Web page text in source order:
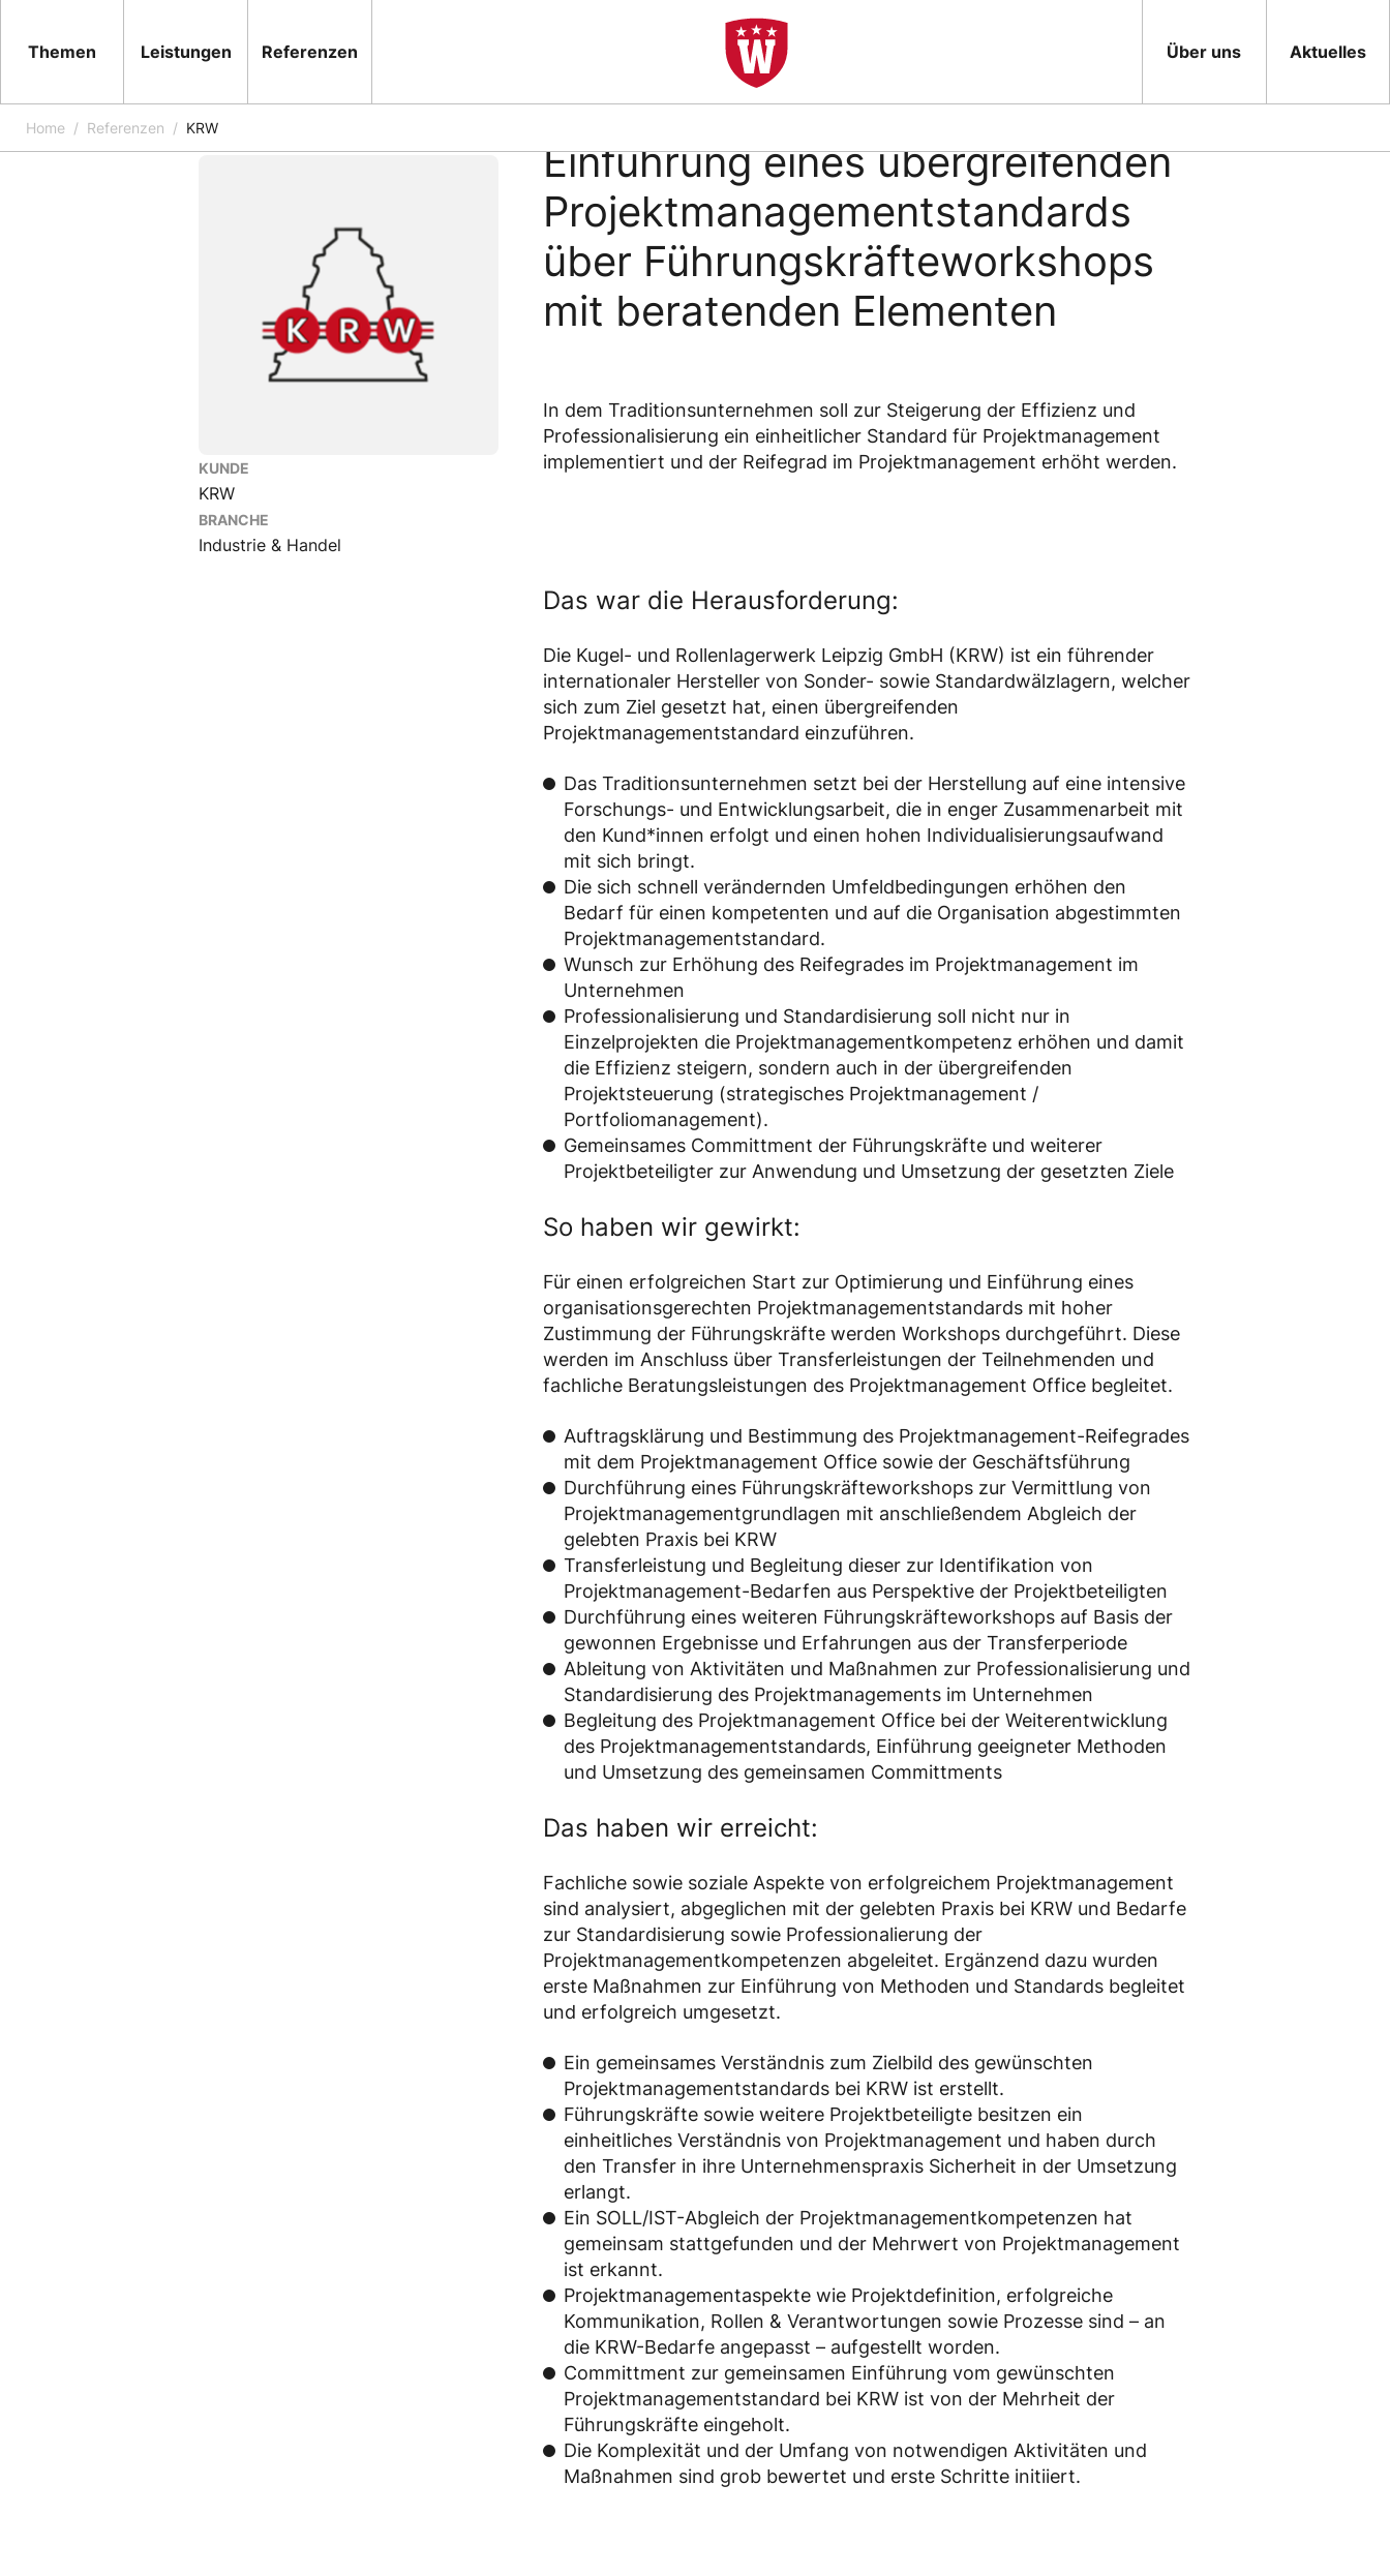
Themen Leistungen Referenzen Über uns Aktuelles
Home Referenzen KRW
KUNDE
KRW
BRANCHE
Industrie & Handel
REFERENZ
Einführung eines übergreifenden
Projektmanagementstandards
über Führungskräfteworkshops
mit beratenden Elementen
In dem Traditionsunternehmen soll zur Steigerung der Effizienz und
Professionalisierung ein einheitlicher Standard für Projektmanagement
implementiert und der Reifegrad im Projektmanagement erhöht werden.
Das war die Herausforderung:
Die Kugel- und Rollenlagerwerk Leipzig GmbH (KRW) ist ein führender
internationaler Hersteller von Sonder- sowie Standardwälzlagern, welcher
sich zum Ziel gesetzt hat, einen übergreifenden
Projektmanagementstandard einzuführen.
Das Traditionsunternehmen setzt bei der Herstellung auf eine intensive
Forschungs- und Entwicklungsarbeit, die in enger Zusammenarbeit mit
den Kund*innen erfolgt und einen hohen Individualisierungsaufwand
mit sich bringt.
Die sich schnell verändernden Umfeldbedingungen erhöhen den
Bedarf für einen kompetenten und auf die Organisation abgestimmten
Projektmanagementstandard.
Wunsch zur Erhöhung des Reifegrades im Projektmanagement im
Unternehmen
Professionalisierung und Standardisierung soll nicht nur in
Einzelprojekten die Projektmanagementkompetenz erhöhen und damit
die Effizienz steigern, sondern auch in der übergreifenden
Projektsteuerung (strategisches Projektmanagement /
Portfoliomanagement).
Gemeinsames Committment der Führungskräfte und weiterer
Projektbeteiligter zur Anwendung und Umsetzung der gesetzten Ziele
So haben wir gewirkt:
Für einen erfolgreichen Start zur Optimierung und Einführung eines
organisationsgerechten Projektmanagementstandards mit hoher
Zustimmung der Führungskräfte werden Workshops durchgeführt. Diese
werden im Anschluss über Transferleistungen der Teilnehmenden und
fachliche Beratungsleistungen des Projektmanagement Office begleitet.
Auftragsklärung und Bestimmung des Projektmanagement-Reifegrades
mit dem Projektmanagement Office sowie der Geschäftsführung
Durchführung eines Führungskräfteworkshops zur Vermittlung von
Projektmanagementgrundlagen mit anschließendem Abgleich der
gelebten Praxis bei KRW
Transferleistung und Begleitung dieser zur Identifikation von
Projektmanagement-Bedarfen aus Perspektive der Projektbeteiligten
Durchführung eines weiteren Führungskräfteworkshops auf Basis der
gewonnen Ergebnisse und Erfahrungen aus der Transferperiode
Ableitung von Aktivitäten und Maßnahmen zur Professionalisierung und
Standardisierung des Projektmanagements im Unternehmen
Begleitung des Projektmanagement Office bei der Weiterentwicklung
des Projektmanagementstandards, Einführung geeigneter Methoden
und Umsetzung des gemeinsamen Committments
Das haben wir erreicht:
Fachliche sowie soziale Aspekte von erfolgreichem Projektmanagement
sind analysiert, abgeglichen mit der gelebten Praxis bei KRW und Bedarfe
zur Standardisierung sowie Professionalierung der
Projektmanagementkompetenzen abgeleitet. Ergänzend dazu wurden
erste Maßnahmen zur Einführung von Methoden und Standards begleitet
und erfolgreich umgesetzt.
Ein gemeinsames Verständnis zum Zielbild des gewünschten
Projektmanagementstandards bei KRW ist erstellt.
Führungskräfte sowie weitere Projektbeteiligte besitzen ein
einheitliches Verständnis von Projektmanagement und haben durch
den Transfer in ihre Unternehmenspraxis Sicherheit in der Umsetzung
erlangt.
Ein SOLL/IST-Abgleich der Projektmanagementkompetenzen hat
gemeinsam stattgefunden und der Mehrwert von Projektmanagement
ist erkannt.
Projektmanagementaspekte wie Projektdefinition, erfolgreiche
Kommunikation, Rollen & Verantwortungen sowie Prozesse sind – an
die KRW-Bedarfe angepasst – aufgestellt worden.
Committment zur gemeinsamen Einführung vom gewünschten
Projektmanagementstandard bei KRW ist von der Mehrheit der
Führungskräfte eingeholt.
Die Komplexität und der Umfang von notwendigen Aktivitäten und
Maßnahmen sind grob bewertet und erste Schritte initiiert.